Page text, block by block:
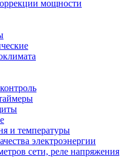
мощности
и температуры
электроэнергии
сети, реле напряжения